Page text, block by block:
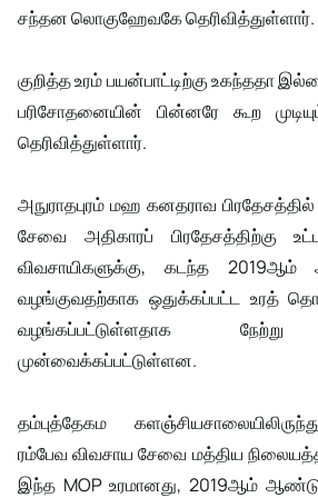
சந்தன லொகுஹேவகே தெரிவித்துள்ளார்.
குறித்த உரம் பயன்பாட்டிற்கு உகந்ததா
பரிசோதனையின் பின்னரே கூற
தெரிவித்துள்ளார்.
அநுராதபுரம் மஹ கனதராவ
சேவை அதிகாரப் பிரதேசத்திற்கு
விவசாயிகளுக்கு, கடந்த
வழங்குவதற்காக ஒதுக்கப்பட்ட உரத்
வழங்கப்பட்டுள்ளதாக நேற்று
முன்வைக்கப்பட்டுள்ளன.
தம்புத்தேகம
ரம்பேவ விவசாய சேவை மத்திய
இந்த MOP உரமானது, 2019ஆம் ஆண்டு